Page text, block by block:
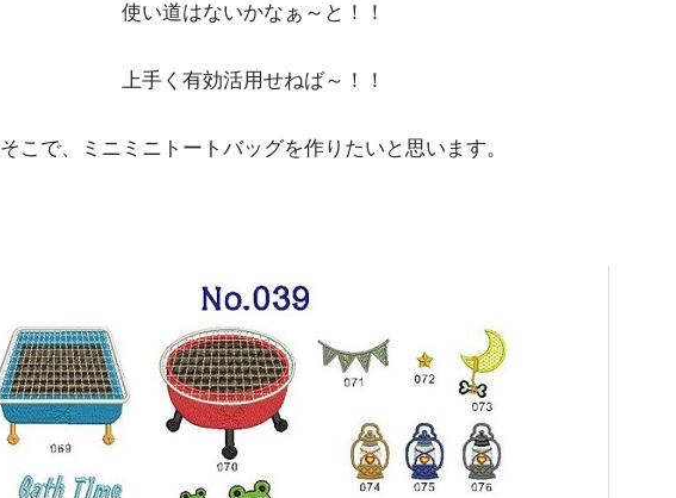
使い道はないかなぁ～と！！
上手く有効活用せねば～！！
そこで、ミニミニトートバッグを作りたいと思います。